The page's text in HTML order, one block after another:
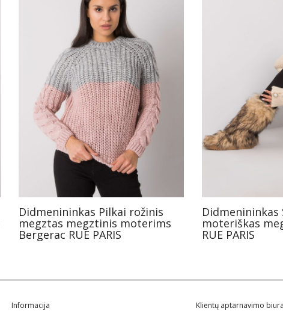
Didmenininkas Pilkai rožinis
megztas megztinis moterims
Bergerac RUE PARIS
Didmenininkas
moteriškas
RUE PARIS
Informacija Klientų aptarnavimo